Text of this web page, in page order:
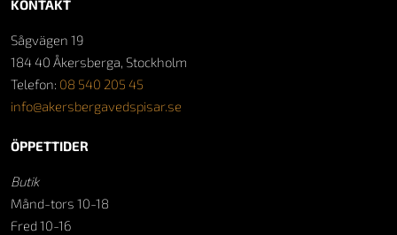
KONTAKT
Sågvägen 19
184 40 Åkersberga, Stockholm
Telefon: 08 540 205 45
info@akersbergavedspisar.se
ÖPPETTIDER
Butik
Månd-tors 10-18
Fred 10-16